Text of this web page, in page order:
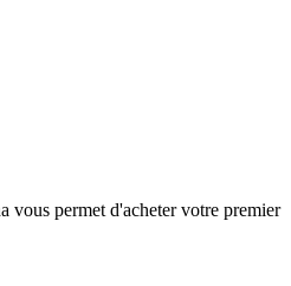
vous permet d'acheter votre premier